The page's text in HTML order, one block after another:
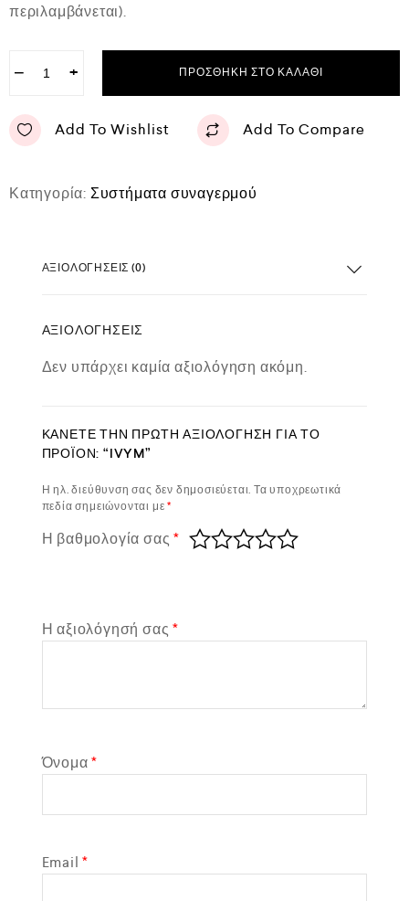
α
περιλαμβάνεται).
− + ΠΡΟΣΘΉΚΗ ΣΤΟ ΚΑΛΆΘΙ
Add To Wishlist Add To Compare
Κατηγορία: Συστήματα συναγερμού
ΑΞΙΟΛΟΓΉΣΕΙΣ (0)
ΑΞΙΟΛΟΓΉΣΕΙΣ
Δεν υπάρχει καμία αξιολόγηση ακόμη.
ΚΆΝΕΤΕ ΤΗΝ ΠΡΏΤΗ ΑΞΙΟΛΌΓΗΣΗ ΓΙΑ ΤΟ
ΠΡΟΪΌΝ: “IVYM”
Η ηλ. διεύθυνση σας δεν δημοσιεύεται. Τα υποχρεωτικά
πεδία σημειώνονται με*
Η βαθμολογία σας*
Η αξιολόγησή σας*
Όνομα*
Email*